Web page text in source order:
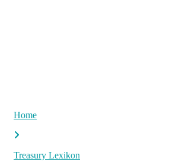
Home
Treasury Lexikon